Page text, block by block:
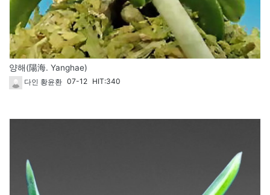
양해(陽海. Yanghae)
다인 황윤환 07-12 HIT:340